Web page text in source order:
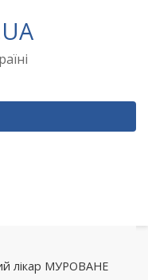
лікар МУРОВАНЕ